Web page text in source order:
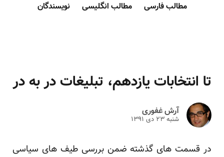
مطالب فارسی مطالب انگلیسی نویسندگان
تا انتخابات یازدهم، تبلیغات در به در
آرش غفوری
شنبه ۲۳ دى ۱۳۹۱
در قسمت های گذشته ضمن بررسی طیف های سیاسی